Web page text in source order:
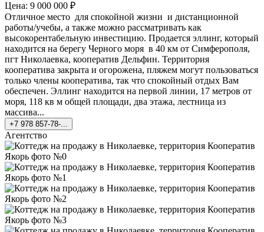
Цена: 9 000 000 ₽
Отличное место для спокойной жизни и дистанционной
работы/учебы, а также можно рассматривать как
высокорентабельную инвестицию. Продается эллинг, который
находится на берегу Черного моря в 40 км от Симферополя,
пгт Николаевка, кооператив Дельфин. Территория
кооператива закрыта и огорожена, пляжем могут пользоваться
только члены кооператива, так что спокойный отдых Вам
обеспечен. Эллинг находится на первой линии, 17 метров от
моря, 118 кв м общей площади, два этажа, лестница из
массива...
+7 978 857-78-...
Агентство